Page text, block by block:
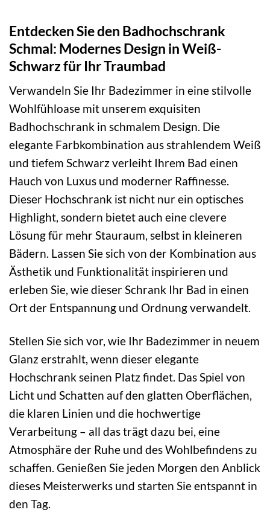
Entdecken Sie den Badhochschrank
Schmal: Modernes Design in Weiß-
Schwarz für Ihr Traumbad
Verwandeln Sie Ihr Badezimmer in eine stilvolle
Wohlfühloase mit unserem exquisiten
Badhochschrank in schmalem Design. Die
elegante Farbkombination aus strahlendem Weiß
und tiefem Schwarz verleiht Ihrem Bad einen
Hauch von Luxus und moderner Raffinesse.
Dieser Hochschrank ist nicht nur ein optisches
Highlight, sondern bietet auch eine clevere
Lösung für mehr Stauraum, selbst in kleineren
Bädern. Lassen Sie sich von der Kombination aus
Ästhetik und Funktionalität inspirieren und
erleben Sie, wie dieser Schrank Ihr Bad in einen
Ort der Entspannung und Ordnung verwandelt.
Stellen Sie sich vor, wie Ihr Badezimmer in neuem
Glanz erstrahlt, wenn dieser elegante
Hochschrank seinen Platz findet. Das Spiel von
Licht und Schatten auf den glatten Oberflächen,
die klaren Linien und die hochwertige
Verarbeitung – all das trägt dazu bei, eine
Atmosphäre der Ruhe und des Wohlbefindens zu
schaffen. Genießen Sie jeden Morgen den Anblick
dieses Meisterwerks und starten Sie entspannt in
den Tag.